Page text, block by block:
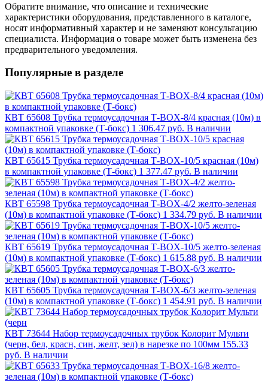
Обратите внимание, что описание и технические
характеристики оборудования, представленного в каталоге,
носят информативный характер и не заменяют консультацию
специалиста. Информация о товаре может быть изменена без
предварительного уведомления.
Популярные в разделе
КВТ 65608 Трубка термоусадочная Т-BOX-8/4 красная (10м) в
компактной упаковке (Т-бокс) 1 306.47 руб. В наличии
КВТ 65615 Трубка термоусадочная Т-BOX-10/5 красная (10м)
в компактной упаковке (Т-бокс) 1 377.47 руб. В наличии
КВТ 65598 Трубка термоусадочная Т-BOX-4/2 желто-зеленая
(10м) в компактной упаковке (Т-бокс) 1 334.79 руб. В наличии
КВТ 65619 Трубка термоусадочная Т-BOX-10/5 желто-зеленая
(10м) в компактной упаковке (Т-бокс) 1 615.88 руб. В наличии
КВТ 65605 Трубка термоусадочная Т-BOX-6/3 желто-зеленая
(10м) в компактной упаковке (Т-бокс) 1 454.91 руб. В наличии
КВТ 73644 Набор термоусадочных трубок Колорит Мульти
(черн, бел, красн, син, желт, зел) в нарезке по 100мм 155.33
руб. В наличии